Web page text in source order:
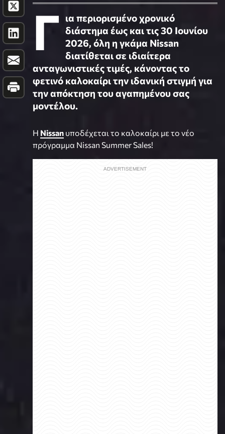
Γ ια περιορισμένο χρονικό
διάστημα έως και τις 30 Ιουνίου
2026, όλη η γκάμα Nissan
διατίθεται σε ιδιαίτερα
ανταγωνιστικές τιμές, κάνοντας το
φετινό καλοκαίρι την ιδανική στιγμή για
την απόκτηση του αγαπημένου σας
μοντέλου.
Η Nissan υποδέχεται το καλοκαίρι με το νέο
πρόγραμμα Nissan Summer Sales!